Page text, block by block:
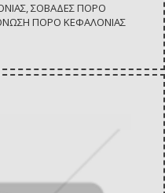
ΣΟΒΑΔΕΣ ΠΟΡΟ
ΠΟΡΟ ΚΕΦΑΛΟΝΙΑΣ